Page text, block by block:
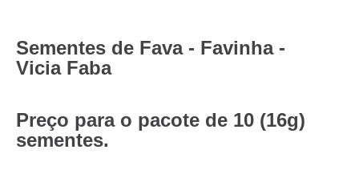
Sementes de Fava - Favinha -
Vicia Faba
Preço para o pacote de 10 (16g)
sementes.